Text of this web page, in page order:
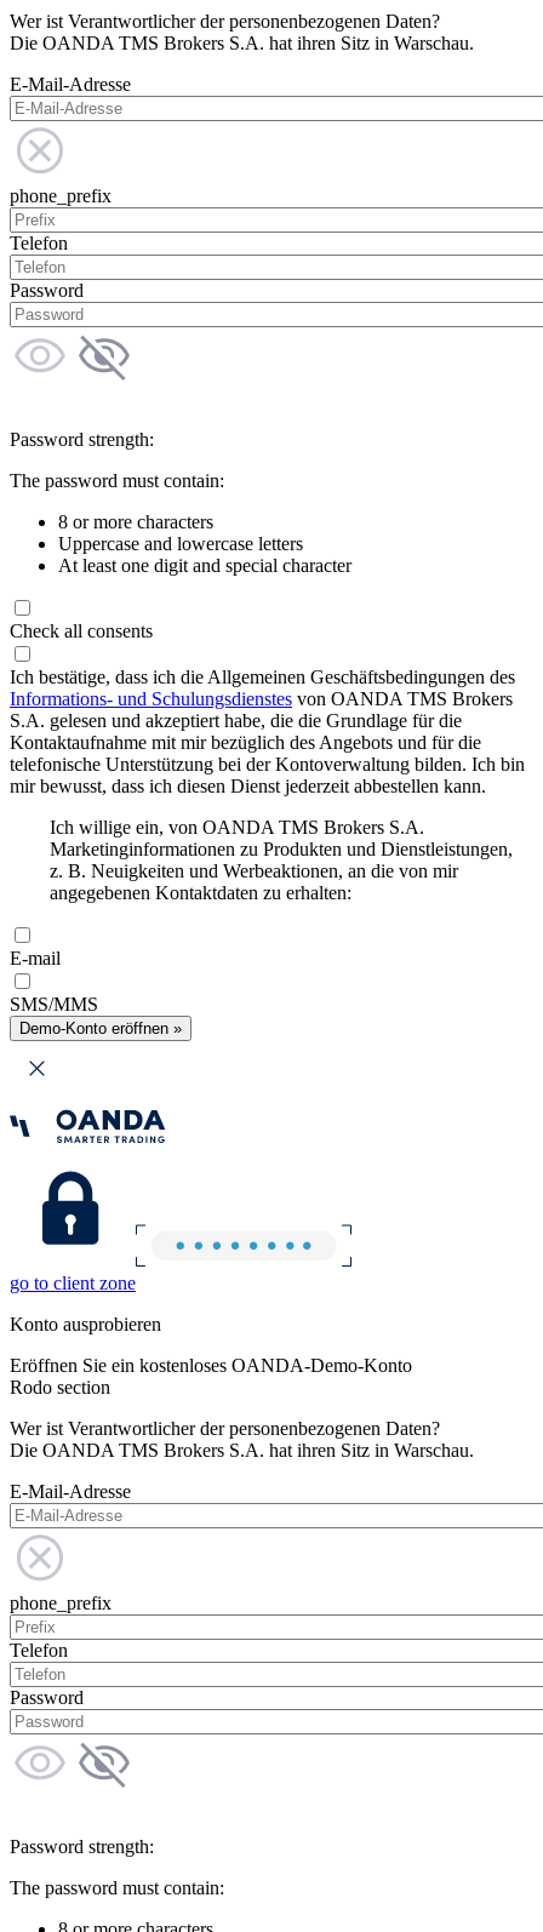
Wer ist Verantwortlicher der personenbezogenen Daten?
Die OANDA TMS Brokers S.A. hat ihren Sitz in Warschau.
E-Mail-Adresse
phone_prefix
Telefon
Password
Password strength:
The password must contain:
8 or more characters
Uppercase and lowercase letters
At least one digit and special character
Check all consents
Ich bestätige, dass ich die Allgemeinen Geschäftsbedingungen des
Informations- und Schulungsdienstes von OANDA TMS Brokers
S.A. gelesen und akzeptiert habe, die die Grundlage für die
Kontaktaufnahme mit mir bezüglich des Angebots und für die
telefonische Unterstützung bei der Kontoverwaltung bilden. Ich bin
mir bewusst, dass ich diesen Dienst jederzeit abbestellen kann.
Ich willige ein, von OANDA TMS Brokers S.A.
Marketinginformationen zu Produkten und Dienstleistungen,
z. B. Neuigkeiten und Werbeaktionen, an die von mir
angegebenen Kontaktdaten zu erhalten:
E-mail
SMS/MMS
Demo-Konto eröffnen »
go to client zone
Konto ausprobieren
Eröffnen Sie ein kostenloses OANDA-Demo-Konto
Rodo section
Wer ist Verantwortlicher der personenbezogenen Daten?
Die OANDA TMS Brokers S.A. hat ihren Sitz in Warschau.
E-Mail-Adresse
phone_prefix
Telefon
Password
Password strength:
The password must contain: